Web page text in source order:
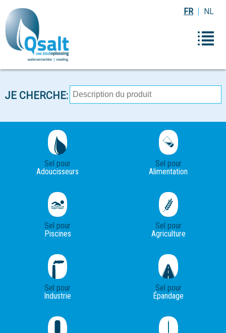
NL
FR
JE CHERCHE:
Sel pour
Adoucisseurs
Sel pour
Alimentation
Sel pour
Piscines
Sel pour
Agriculture
Sel pour
Industrie
Sel pour
Épandage